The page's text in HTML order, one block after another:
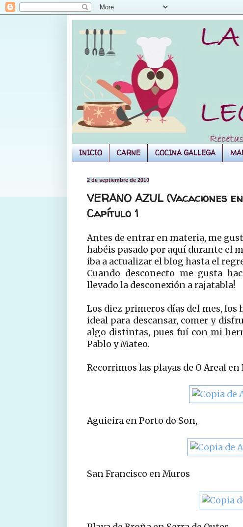
INICIO CARNE COCINA GALLEGA
2 de septiembre de 2010
VERANO AZUL (Vacaciones
Capítulo 1
Antes de entrar en materia, me
habéis pasado por aquí durante el
iba a actualizar el blog hasta el
Cuando desconecto me gusta
llevado la desconexión a rajatabla!
Los diez primeros días del mes, los
ideal para descansar, comer y
algo distintas, pues fuí con mi
Pablo y Mateo.
Recorrimos las playas de O Areal
Aguieira en Porto do Son,
San Francisco en Muros